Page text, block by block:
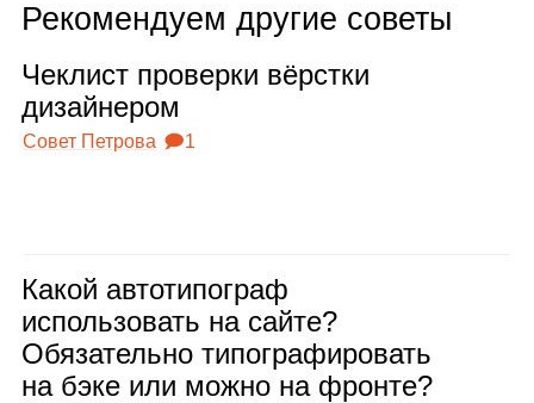
Рекомендуем другие советы
Чек­лист про­верки вёрстки
дизай­не­ром
Совет Петрова 🗩1
Какой авто­ти­по­граф
исполь­зо­вать на сайте?
Обя­за­тельно типо­гра­фи­ро­вать
на бэке или можно на фронте?